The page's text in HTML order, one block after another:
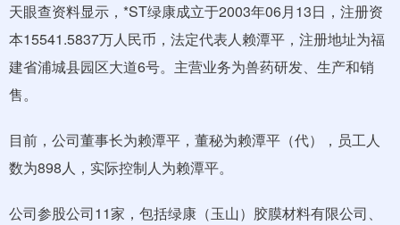
天眼查资料显示，*ST绿康成立于2003年06月13日，注册资
本15541.5837万人民币，法定代表人赖潭平，注册地址为福
建省浦城县园区大道6号。主营业务为兽药研发、生产和销
售。
目前，公司董事长为赖潭平，董秘为赖潭平（代），员工人
数为898人，实际控制人为赖潭平。
公司参股公司11家，包括绿康（玉山）胶膜材料有限公司、